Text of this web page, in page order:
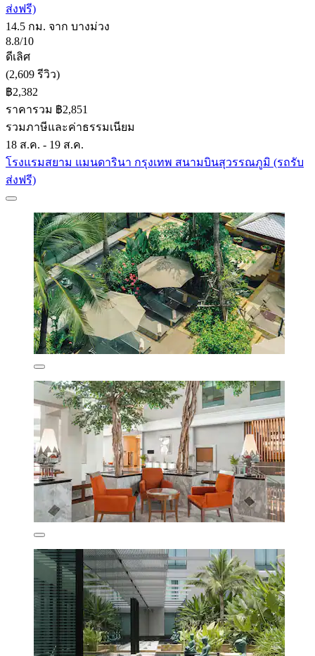
ส่งฟรี)
14.5 กม. จาก บางม่วง
8.8/10
ดีเลิศ
(2,609 รีวิว)
฿2,382
ราคารวม ฿2,851
รวมภาษีและค่าธรรมเนียม
18 ส.ค. - 19 ส.ค.
โรงแรมสยาม แมนดารินา กรุงเทพ สนามบินสุวรรณภูมิ (รถรับ
ส่งฟรี)